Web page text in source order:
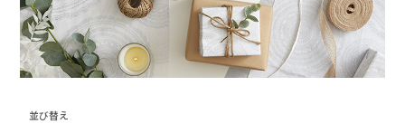
並び替え